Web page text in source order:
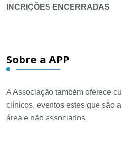
INCRIÇÕES ENCERRADAS
Navegação
de
post
Sobre a APP
A Associação também oferece
clínicos, eventos estes que são
área e não associados.